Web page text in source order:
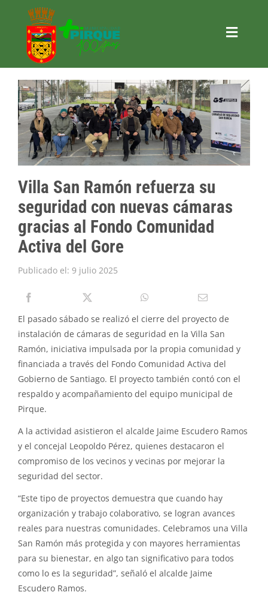
contenido
Toggle
Trámites
+ Gestión
+ Pirque
+ Turismo
Contacto
Villa San Ramón refuerza su
seguridad con nuevas cámaras
gracias al Fondo Comunidad
Activa del Gore
Publicado el: 9 julio 2025
El pasado sábado se realizó el cierre del proyecto de
instalación de cámaras de seguridad en la Villa San
Ramón, iniciativa impulsada por la propia comunidad y
financiada a través del Fondo Comunidad Activa del
Gobierno de Santiago. El proyecto también contó con el
respaldo y acompañamiento del equipo municipal de
Pirque.
A la actividad asistieron el alcalde Jaime Escudero Ramos
y el concejal Leopoldo Pérez, quienes destacaron el
compromiso de los vecinos y vecinas por mejorar la
seguridad del sector.
“Este tipo de proyectos demuestra que cuando hay
organización y trabajo colaborativo, se logran avances
reales para nuestras comunidades. Celebramos una Villa
San Ramón más protegida y con mayores herramientas
para su bienestar, en algo tan significativo para todos
como lo es la seguridad”, señaló el alcalde Jaime
Escudero Ramos.